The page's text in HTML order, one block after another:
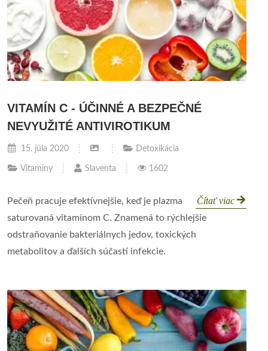
VITAMÍN C - ÚČINNÉ A BEZPEČNÉ
NEVYUŽITÉ ANTIVIROTIKUM
15. júla 2020 Detoxikácia
Vitamíny Slaventa 1602
Čítať viac
Pečeň pracuje efektívnejšie, keď je plazma
saturovaná vitamínom C. Znamená to rýchlejšie
odstraňovanie bakteriálnych jedov, toxických
metabolitov a ďalších súčastí infekcie.